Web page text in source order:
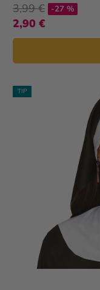
3,99 €
2,90 €
-27 %
TIP